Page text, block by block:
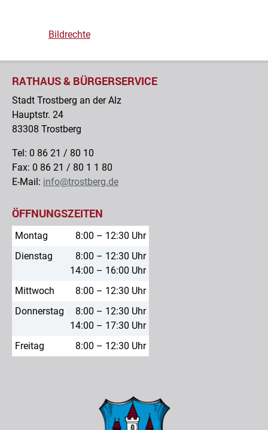
Bildrechte
RATHAUS & BÜRGERSERVICE
Stadt Trostberg an der Alz
Hauptstr. 24
83308 Trostberg
Tel: 0 86 21 / 80 10
Fax: 0 86 21 / 80 1 1 80
E-Mail: info@trostberg.de
ÖFFNUNGSZEITEN
Montag
8:00 – 12:30 Uhr
Dienstag
8:00 – 12:30 Uhr
14:00 – 16:00 Uhr
Mittwoch
8:00 – 12:30 Uhr
Donnerstag
8:00 – 12:30 Uhr
14:00 – 17:30 Uhr
Freitag
8:00 – 12:30 Uhr